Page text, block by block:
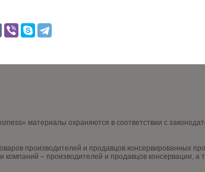
материалы охраняются в соответствии с
производителей и продавцов консервированных
– производителей и продавцов консервации,